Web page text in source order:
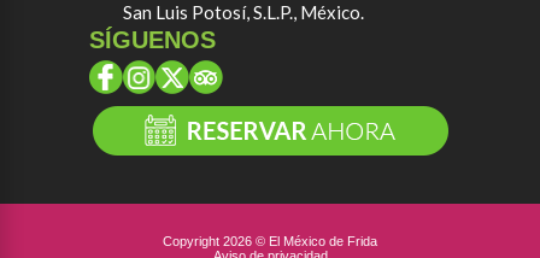
San Luis Potosí, S.L.P., México.
SÍGUENOS
Copyright 2026 © El México de Frida